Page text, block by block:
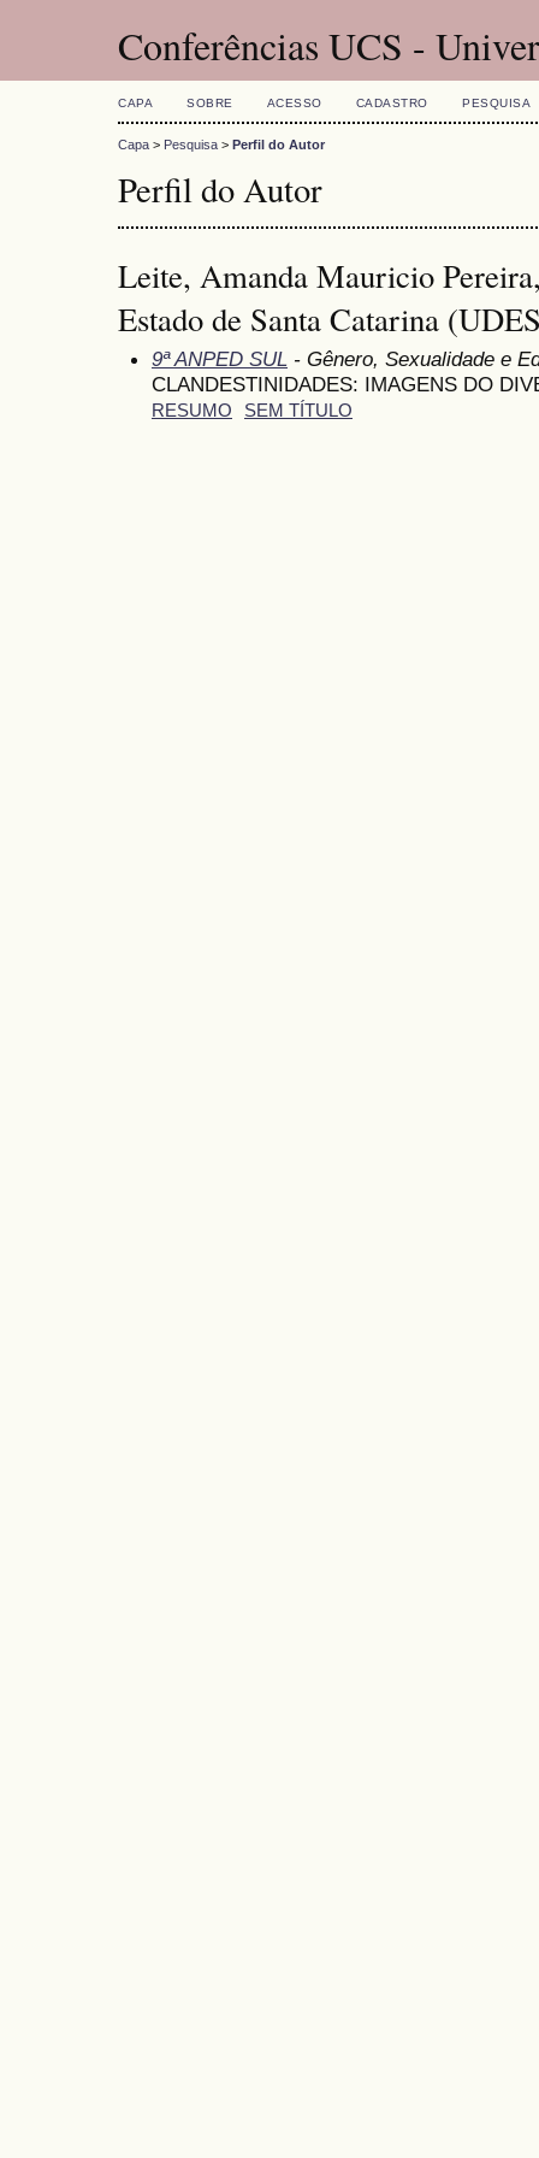
Conferências UCS -
CAPA SOBRE ACESSO CADASTRO PESQUISA
Capa > Pesquisa > Perfil do Autor
Perfil do Autor
Leite, Amanda Mauricio
Estado de Santa Catarina
9ª ANPED SUL - Gênero, Sexualidade e
CLANDESTINIDADES: IMAGENS DO
RESUMO SEM TÍTULO